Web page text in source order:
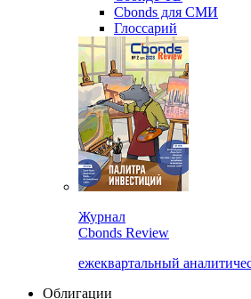
Новости & Research Hub
Новости рынка
Research Hub
Сбондс-ТВ
Cbonds для СМИ
Глоссарий
Cbonds Review